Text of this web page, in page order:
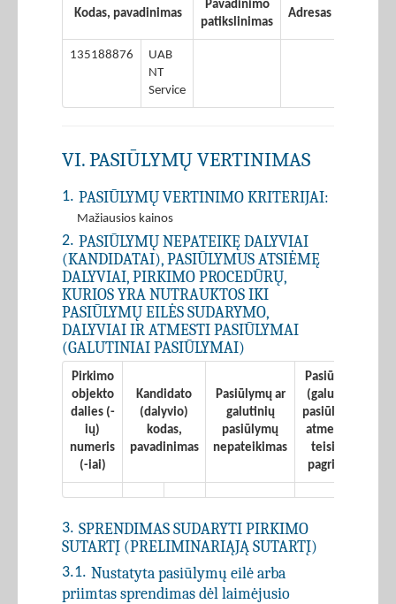
Kodas, pavadinimas
Pavadinimo
patikslinimas
Adresas
135188876
UAB
NT
Service
VI. PASIŪLYMŲ VERTINIMAS
1. PASIŪLYMŲ VERTINIMO KRITERIJAI:
Mažiausios kainos
2. PASIŪLYMŲ NEPATEIKĘ DALYVIAI
(KANDIDATAI), PASIŪLYMUS ATSIĖMĘ
DALYVIAI, PIRKIMO PROCEDŪRŲ,
KURIOS YRA NUTRAUKTOS IKI
PASIŪLYMŲ EILĖS SUDARYMO,
DALYVIAI IR ATMESTI PASIŪLYMAI
(GALUTINIAI PASIŪLYMAI)
Pirkimo
objekto
dalies (-
ių)
numeris
(-iai)
Kandidato
(dalyvio)
kodas,
pavadinimas
Pasiūlymų ar
galutinių
pasiūlymų
nepateikimas
Pasiūlymų
(galutinių
pasiūlymų)
atmetimo
teisiniai
pagrindai
3. SPRENDIMAS SUDARYTI PIRKIMO
SUTARTĮ (PRELIMINARIĄJĄ SUTARTĮ)
3.1. Nustatyta pasiūlymų eilė arba
priimtas sprendimas dėl laimėjusio